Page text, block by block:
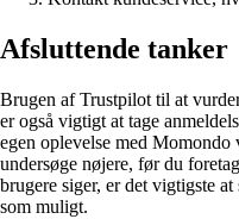
Afsluttende tanker
Brugen af Trustpilot til at
er også vigtigt at tage
egen oplevelse med
undersøge nøjere, før du
brugere siger, er det vigtigste
som muligt.